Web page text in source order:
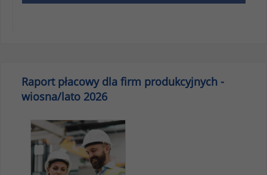
Raport płacowy dla firm produkcyjnych -
wiosna/lato 2026